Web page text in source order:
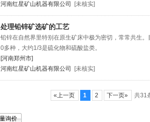
河南红星矿山机器有限公司
[未核实]
处理铅锌矿选矿的工艺
铅锌在自然界里特别在原生矿床中极为密切，常常共生
0多种，大约1/3是硫化物和硫酸盐类。
[河南郑州市]
河南红星矿山机器有限公司
[未核实]
«上一页 1 2 下一页» 共31